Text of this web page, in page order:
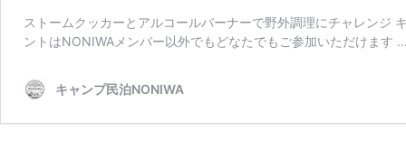
ストームクッカーとアルコールバーナーで野外調理にチャレンジ
ントはNONIWAメンバー以外でもどなたでもご参加いただけます
キャンプ民泊NONIWA